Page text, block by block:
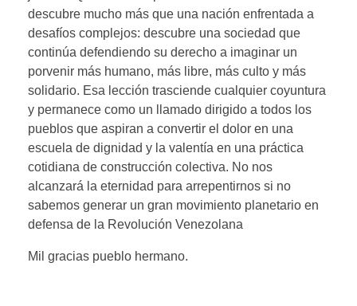
descubre mucho más que una nación enfrentada a
desafíos complejos: descubre una sociedad que
continúa defendiendo su derecho a imaginar un
porvenir más humano, más libre, más culto y más
solidario. Esa lección trasciende cualquier coyuntura
y permanece como un llamado dirigido a todos los
pueblos que aspiran a convertir el dolor en una
escuela de dignidad y la valentía en una práctica
cotidiana de construcción colectiva. No nos
alcanzará la eternidad para arrepentirnos si no
sabemos generar un gran movimiento planetario en
defensa de la Revolución Venezolana
Mil gracias pueblo hermano.